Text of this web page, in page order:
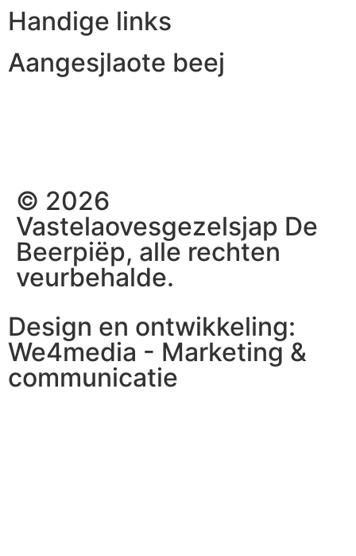
Handige links
Aangesjlaote beej
© 2026
Vastelaovesgezelsjap De
Beerpiëp, alle rechten
veurbehalde.
Design en ontwikkeling:
We4media - Marketing &
communicatie